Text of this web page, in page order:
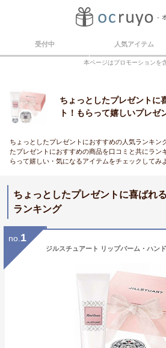
受付中 人気アイテム
本ページはプロモーションを
ちょっとしたプレゼントに
ト！もらって嬉しいプレゼ
ちょっとしたプレゼントにおすすめの人気ランキン
たプレゼントにおすすめの商品を口コミと共にラン
らって嬉しい・気になるアイテムをチェックしてみ
ちょっとしたプレゼントに喜ばれ
ランキング
no. 1
ジルスチュアート リップバーム・ハン